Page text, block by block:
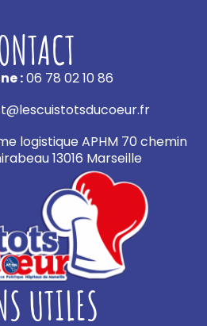
:06 78 02 10 86
logistique APHM 70 chemin
13016 Marseille
UTILES